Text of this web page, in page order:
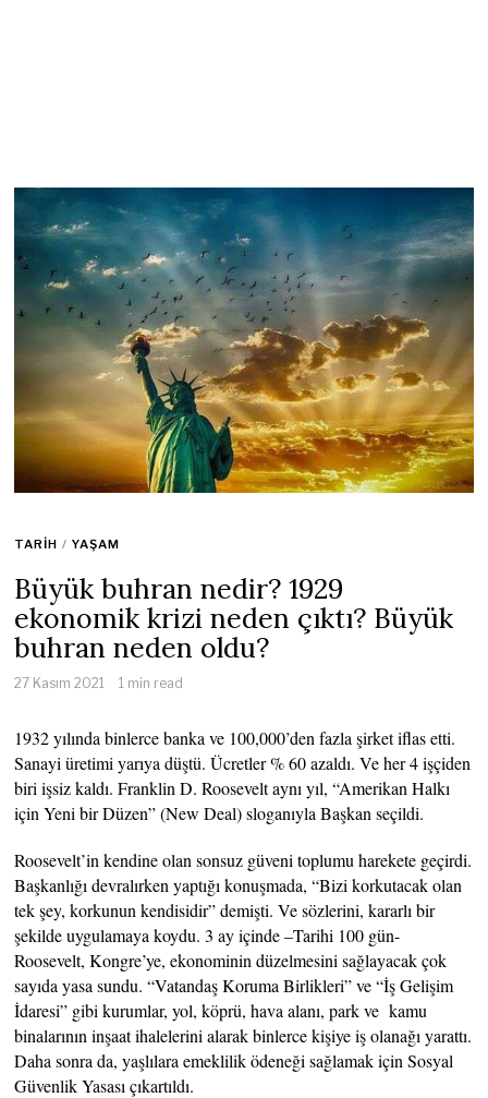
TARIH / YAŞAM
Büyük buhran nedir? 1929
ekonomik krizi neden çıktı? Büyük
buhran neden oldu?
27 Kasım 2021 1 min read
1932 yılında binlerce banka ve 100,000’den fazla şirket iflas etti.
Sanayi üretimi yarıya düştü. Ücretler % 60 azaldı. Ve her 4 işçiden
biri işsiz kaldı. Franklin D. Roosevelt aynı yıl, “Amerikan Halkı
için Yeni bir Düzen” (New Deal) sloganıyla Başkan seçildi.
Roosevelt’in kendine olan sonsuz güveni toplumu harekete geçirdi.
Başkanlığı devralırken yaptığı konuşmada, “Bizi korkutacak olan
tek şey, korkunun kendisidir” demişti. Ve sözlerini, kararlı bir
şekilde uygulamaya koydu. 3 ay içinde –Tarihi 100 gün-
Roosevelt, Kongre’ye, ekonominin düzelmesini sağlayacak çok
sayıda yasa sundu. “Vatandaş Koruma Birlikleri” ve “İş Gelişim
İdaresi” gibi kurumlar, yol, köprü, hava alanı, park ve kamu
binalarının inşaat ihalelerini alarak binlerce kişiye iş olanağı yarattı.
Daha sonra da, yaşlılara emeklilik ödeneği sağlamak için Sosyal
Güvenlik Yasası çıkartıldı.